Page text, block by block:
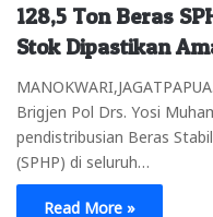
128,5 Ton Beras
Stok Dipastikan
Brigjen Pol Drs. Yosi
pendistribusian Beras
(SPHP) di seluruh…
Read More »